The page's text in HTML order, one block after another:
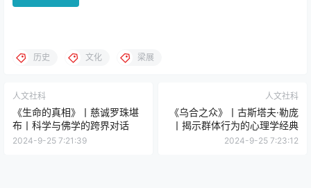
历史 文化 梁展
人文社科
《生命的真相》丨慈诚罗珠堪
布丨科学与佛学的跨界对话
2024-9-25 7:21:39
人文社科
《乌合之众》丨古斯塔夫·勒庞
丨揭示群体行为的心理学经典
2024-9-25 7:23:12